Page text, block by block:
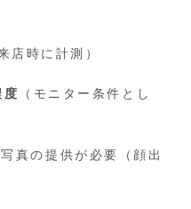
店時に計測）
（モニター条件とし
真の提供が必要（顔出